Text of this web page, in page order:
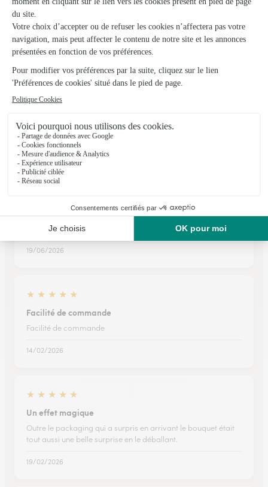
★★★★ ★4.8 (112)
30, Grand'Rue
Voir la boutique
Ils ont fait livrer des fleurs ou une plante à
Broze
★ ★ ★ ★
J'adore ce site aussi bien pour envoyer des fleurs que d'en
recevoir. La qualité des fleurs est impeccable. Le site est très
bien fait, tout se déroule avec simplicité.
19/06/2026
★ ★ ★ ★ ★
Facilité de commande
Facilité de commande
14/02/2026
★ ★ ★ ★ ★
Un effet magique
Outre le packaging qui a surpris en arrivant le bouquet était
tout aussi une belle surprise en le déballant.
19/02/2026